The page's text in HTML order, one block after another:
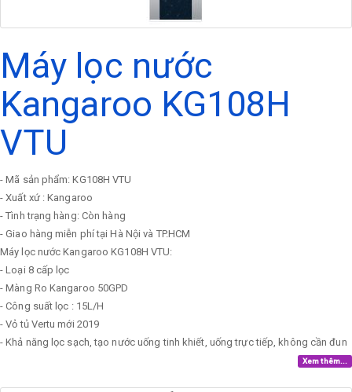
Máy lọc nước
Kangaroo KG108H
VTU
- Mã sản phẩm: KG108H VTU
- Xuất xứ : Kangaroo
- Tình trạng hàng: Còn hàng
- Giao hàng miễn phí tại Hà Nội và TP.HCM
Máy lọc nước Kangaroo KG108H VTU:
- Loại 8 cấp lọc
- Màng Ro Kangaroo 50GPD
- Công suất lọc : 15L/H
- Vỏ tủ Vertu mới 2019
- Khả năng lọc sạch, tạo nước uống tinh khiết, uống trực tiếp, không cần đun
Xem thêm...